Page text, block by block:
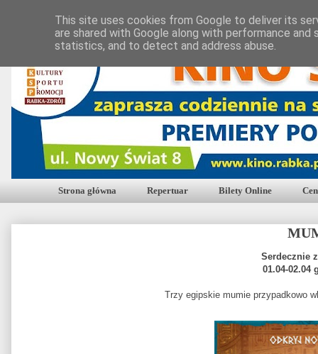
Strona główna Repertuar Bilety Online
Serdecznie
01.04-02.04
Trzy egipskie mumie przypadkowo
This site uses cookies from Google to deliver its
are shared with Google along with performance
statistics, and to detect and address abuse.